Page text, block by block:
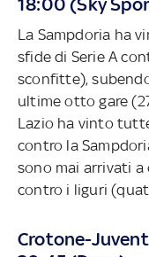
La Sampdoria ha
sfide di Serie A
sconfitte),
ultime otto gare
Lazio ha vinto
contro la
sono mai arrivati a
contro i liguri
Crotone-